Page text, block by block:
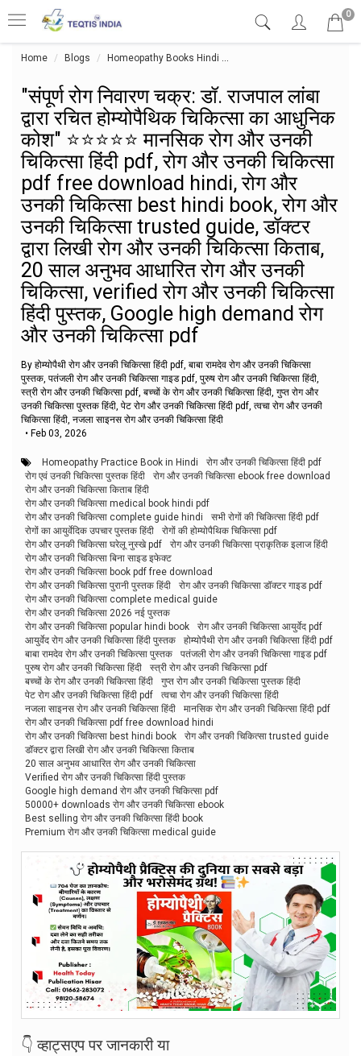
0
Home Blogs Homeopathy Books Hindi
"संपूर्ण रोग निवारण चक्र: डॉ. राजपाल लांबा
द्वारा रचित होम्योपैथिक चिकित्सा का आधुनिक
कोश" ⭐⭐⭐⭐⭐ मानसिक रोग और उनकी
चिकित्सा हिंदी pdf, रोग और उनकी चिकित्सा
pdf free download hindi, रोग और
उनकी चिकित्सा best hindi book, रोग और
उनकी चिकित्सा trusted guide, डॉक्टर
द्वारा लिखी रोग और उनकी चिकित्सा किताब,
20 साल अनुभव आधारित रोग और उनकी
चिकित्सा, verified रोग और उनकी चिकित्सा
हिंदी पुस्तक, Google high demand रोग
और उनकी चिकित्सा pdf
By होम्योपैथी रोग और उनकी चिकित्सा हिंदी pdf, बाबा रामदेव रोग और उनकी चिकित्सा
पुस्तक, पतंजली रोग और उनकी चिकित्सा गाइड pdf, पुरुष रोग और उनकी चिकित्सा हिंदी,
स्त्री रोग और उनकी चिकित्सा pdf, बच्चों के रोग और उनकी चिकित्सा हिंदी, गुप्त रोग और
उनकी चिकित्सा पुस्तक हिंदी, पेट रोग और उनकी चिकित्सा हिंदी pdf, त्वचा रोग और उनकी
चिकित्सा हिंदी, नजला साइनस रोग और उनकी चिकित्सा हिंदी
• Feb 03, 2026
Homeopathy Practice Book in Hindi
रोग और उनकी चिकित्सा हिंदी pdf
रोग एवं उनकी चिकित्सा पुस्तक हिंदी
रोग और उनकी चिकित्सा ebook free download
रोग और उनकी चिकित्सा किताब हिंदी
रोग और उनकी चिकित्सा medical book hindi pdf
रोग और उनकी चिकित्सा complete guide hindi
सभी रोगों की चिकित्सा हिंदी pdf
रोगों का आयुर्वेदिक उपचार पुस्तक हिंदी
रोगों की होम्योपैथिक चिकित्सा pdf
रोग और उनकी चिकित्सा घरेलू नुस्खे pdf
रोग और उनकी चिकित्सा प्राकृतिक इलाज हिंदी
रोग और उनकी चिकित्सा बिना साइड इफेक्ट
रोग और उनकी चिकित्सा book pdf free download
रोग और उनकी चिकित्सा पुरानी पुस्तक हिंदी
रोग और उनकी चिकित्सा डॉक्टर गाइड pdf
रोग और उनकी चिकित्सा complete medical guide
रोग और उनकी चिकित्सा 2026 नई पुस्तक
रोग और उनकी चिकित्सा popular hindi book
रोग और उनकी चिकित्सा आयुर्वेद pdf
आयुर्वेद रोग और उनकी चिकित्सा हिंदी पुस्तक
होम्योपैथी रोग और उनकी चिकित्सा हिंदी pdf
बाबा रामदेव रोग और उनकी चिकित्सा पुस्तक
पतंजली रोग और उनकी चिकित्सा गाइड pdf
पुरुष रोग और उनकी चिकित्सा हिंदी
स्त्री रोग और उनकी चिकित्सा pdf
बच्चों के रोग और उनकी चिकित्सा हिंदी
गुप्त रोग और उनकी चिकित्सा पुस्तक हिंदी
पेट रोग और उनकी चिकित्सा हिंदी pdf
त्वचा रोग और उनकी चिकित्सा हिंदी
नजला साइनस रोग और उनकी चिकित्सा हिंदी
मानसिक रोग और उनकी चिकित्सा हिंदी pdf
रोग और उनकी चिकित्सा pdf free download hindi
रोग और उनकी चिकित्सा best hindi book
रोग और उनकी चिकित्सा trusted guide
डॉक्टर द्वारा लिखी रोग और उनकी चिकित्सा किताब
20 साल अनुभव आधारित रोग और उनकी चिकित्सा
Verified रोग और उनकी चिकित्सा हिंदी पुस्तक
Google high demand रोग और उनकी चिकित्सा pdf
50000+ downloads रोग और उनकी चिकित्सा ebook
Best selling रोग और उनकी चिकित्सा हिंदी book
Premium रोग और उनकी चिकित्सा medical guide
👇 व्हाट्सएप पर जानकारी या